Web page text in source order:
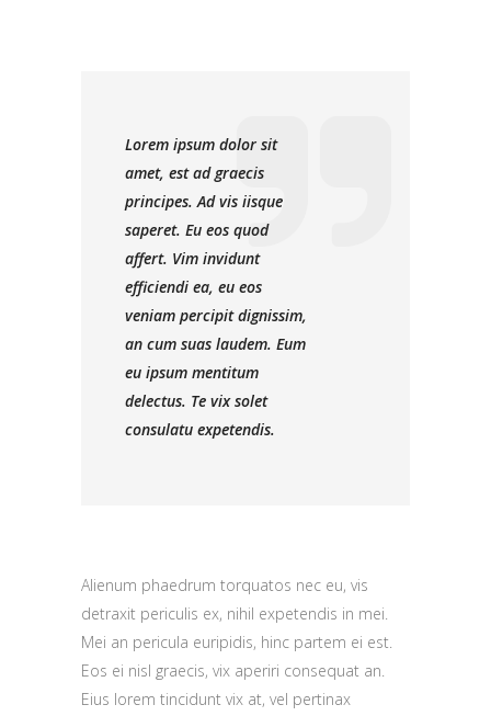
Lorem ipsum dolor sit
amet, est ad graecis
principes. Ad vis iisque
saperet. Eu eos quod
affert. Vim invidunt
efficiendi ea, eu eos
veniam percipit dignissim,
an cum suas laudem. Eum
eu ipsum mentitum
delectus. Te vix solet
consulatu expetendis.
Alienum phaedrum torquatos nec eu, vis
detraxit periculis ex, nihil expetendis in mei.
Mei an pericula euripidis, hinc partem ei est.
Eos ei nisl graecis, vix aperiri consequat an.
Eius lorem tincidunt vix at, vel pertinax